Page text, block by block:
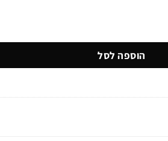
הוספה לסל